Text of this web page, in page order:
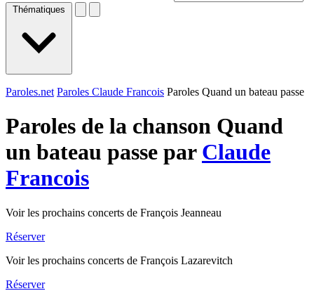
Thématiques
Paroles.net Paroles Claude Francois Paroles Quand un bateau passe
Paroles de la chanson Quand
un bateau passe par Claude
Francois
Voir les prochains concerts de François Jeanneau
Réserver
Voir les prochains concerts de François Lazarevitch
Réserver